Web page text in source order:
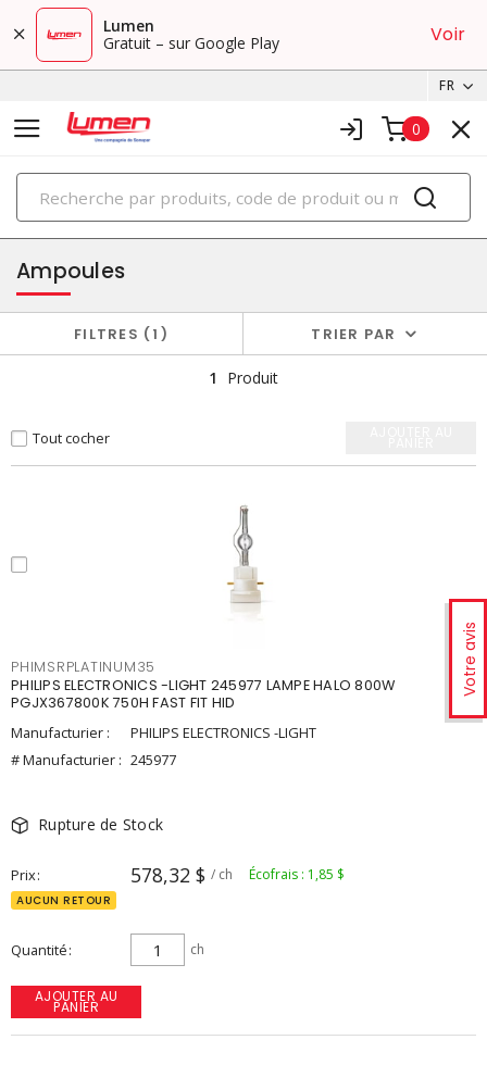
Lumen
Gratuit – sur Google Play
Voir
FR
0
PRODUITS
éclairage
Votre avis
Ampoules
FILTRES 1 TRIER PAR
1 Produit
Tout cocher
PHIMSRPLATINUM35
PHILIPS ELECTRONICS -LIGHT 245977 LAMPE HALO 800W
PGJX367800K 750H FAST FIT HID
Manufacturier :
PHILIPS ELECTRONICS -LIGHT
# Manufacturier : 245977
Rupture de Stock
Prix 578,32 $ / ch Écofrais : 1,85 $
AUCUN RETOUR
Quantité ch
AJOUTER AU
PANIER